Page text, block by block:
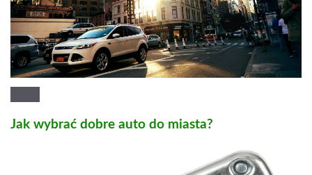
Jak wybrać dobre auto do miasta?